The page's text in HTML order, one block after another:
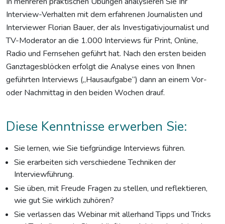
Interview-Verhalten mit dem erfahrenen Journalisten und
Interviewer Florian Bauer, der als Investigativjournalist und
TV-Moderator an die 1.000 Interviews für Print, Online,
Radio und Fernsehen geführt hat. Nach den ersten beiden
Ganztagesblöcken erfolgt die Analyse eines von Ihnen
geführten Interviews („Hausaufgabe“) dann an einem Vor-
oder Nachmittag in den beiden Wochen drauf.
Diese Kenntnisse erwerben Sie:
Sie lernen, wie Sie tiefgründige Interviews führen.
Sie erarbeiten sich verschiedene Techniken der
Interviewführung.
Sie üben, mit Freude Fragen zu stellen, und reflektieren,
wie gut Sie wirklich zuhören?
Sie verlassen das Webinar mit allerhand Tipps und Tricks